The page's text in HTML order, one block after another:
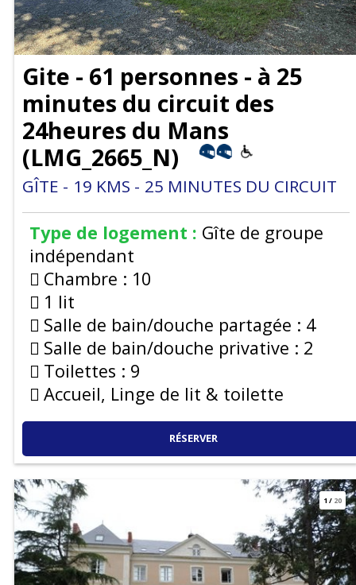
Gite - 61 personnes - à 25
minutes du circuit des
24heures du Mans
(LMG_2665_N)
GÎTE 19 KMS 25 MINUTES DU CIRCUIT
Type de logement : Gîte de groupe
indépendant
Chambre : 10
1 lit
Salle de bain/douche partagée : 4
Salle de bain/douche privative : 2
Toilettes : 9
Accueil, Linge de lit & toilette
RÉSERVER
1/ 20